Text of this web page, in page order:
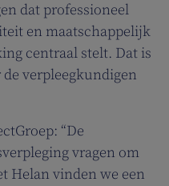
dat professioneel
en maatschappelijk
centraal stelt. Dat is
verpleegkundigen
“De
vragen om
Helan vinden we een